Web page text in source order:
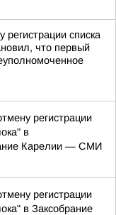
списка
что первый
регистрации
в
Карелии — СМИ
регистрации
в Заксобрание